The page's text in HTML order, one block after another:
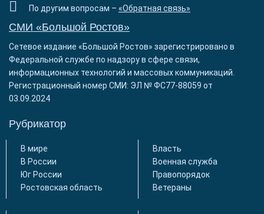
По другим вопросам – «Обратная связь»
СМИ «Большой Ростов»
Сетевое издание «Большой Ростов» зарегистрировано в
Федеральной службе по надзору в сфере связи,
информационных технологий и массовых коммуникаций.
Регистрационный номер СМИ: ЭЛ № ФС77-88059 от
03.09.2024
Рубрикатор
В мире
В России
Юг России
Ростовская область
Власть
Военная служба
Правопорядок
Ветераны